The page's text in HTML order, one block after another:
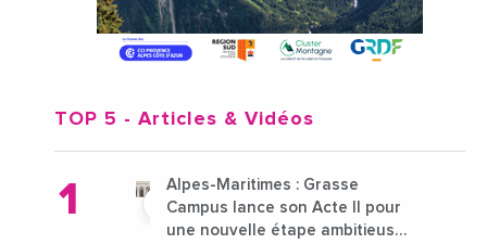
TOP 5 - Articles & Vidéos
Alpes-Maritimes : Grasse
Campus lance son Acte II pour
une nouvelle étape ambitieuse